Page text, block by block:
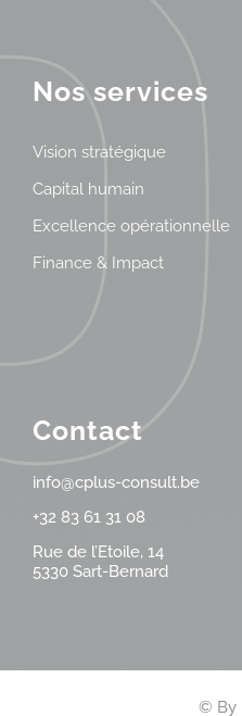
Nos services
Vision stratégique
Capital humain
Excellence opérationnelle
Finance & Impact
Contact
info@cplus-consult.be
+32 83 61 31 08
Rue de l’Etoile, 14
5330 Sart-Bernard
© By